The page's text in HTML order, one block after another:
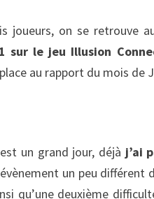
joueurs, on se retrouve
sur le jeu Illusion
au rapport du mois de
un grand jour, déjà j’ai
un peu
qu’une deuxième